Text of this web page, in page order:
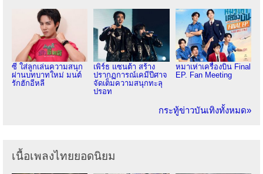
ซี ใส่ลูกเล่นความสนุก
ผ่านบทบาทใหม่ มนต์
รักฮักอีหลี
เพิร์ธ แซนต้า สร้าง
ปรากฏการณ์เคมีปีศาจ
จัดเต็มความสนุกทะลุ
ปรอท
หมาเห่าเครื่องบิน Final
EP. Fan Meeting
กระทู้ข่าวบันเทิงทั้งหมด»
เนื้อเพลงไทยยอดนิยม